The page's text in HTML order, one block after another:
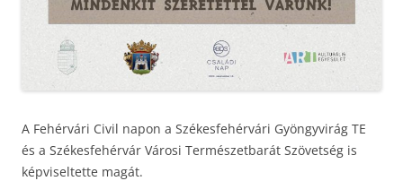
A Fehérvári Civil napon a Székesfehérvári Gyöngyvirág TE
és a Székesfehérvár Városi Természetbarát Szövetség is
képviseltette magát.